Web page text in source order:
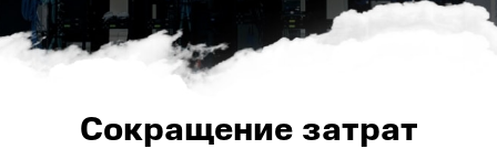
Сокращение затрат